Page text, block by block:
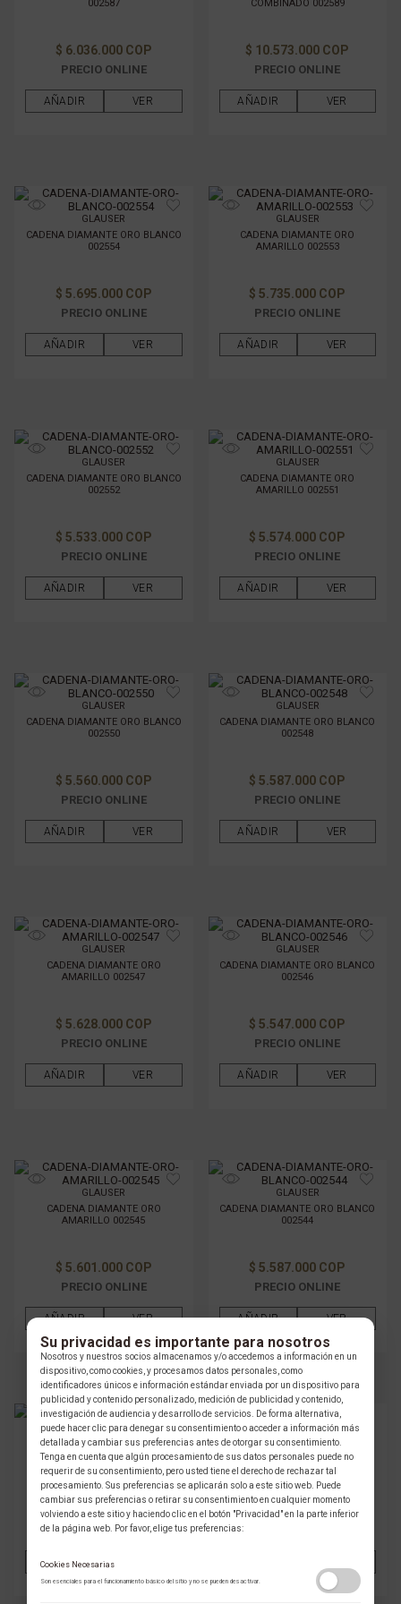
002587
$ 6.036.000 COP
PRECIO ONLINE
AÑADIR VER
COMBINADO 002589
$ 10.573.000 COP
PRECIO ONLINE
AÑADIR VER
GLAUSER
CADENA DIAMANTE ORO BLANCO
002554
$ 5.695.000 COP
PRECIO ONLINE
AÑADIR VER
GLAUSER
CADENA DIAMANTE ORO
AMARILLO 002553
$ 5.735.000 COP
PRECIO ONLINE
AÑADIR VER
GLAUSER
CADENA DIAMANTE ORO BLANCO
002552
$ 5.533.000 COP
PRECIO ONLINE
AÑADIR VER
GLAUSER
CADENA DIAMANTE ORO
AMARILLO 002551
$ 5.574.000 COP
PRECIO ONLINE
AÑADIR VER
GLAUSER
CADENA DIAMANTE ORO BLANCO
002550
$ 5.560.000 COP
PRECIO ONLINE
AÑADIR VER
GLAUSER
CADENA DIAMANTE ORO BLANCO
002548
$ 5.587.000 COP
PRECIO ONLINE
AÑADIR VER
GLAUSER
CADENA DIAMANTE ORO
AMARILLO 002547
$ 5.628.000 COP
PRECIO ONLINE
AÑADIR VER
GLAUSER
CADENA DIAMANTE ORO BLANCO
002546
$ 5.547.000 COP
PRECIO ONLINE
AÑADIR VER
GLAUSER
CADENA DIAMANTE ORO
AMARILLO 002545
$ 5.601.000 COP
PRECIO ONLINE
AÑADIR VER
GLAUSER
CADENA DIAMANTE ORO BLANCO
002544
$ 5.587.000 COP
PRECIO ONLINE
AÑADIR VER
GLAUSER
CADENA DIAMANTE ORO
AMARILLO 002543
$ 5.641.000 COP
PRECIO ONLINE
AÑADIR
GLAUSER
CADENA DIAMANTE ORO BLANCO
002542
$ 5.990.000 COP
Su privacidad es importante para nosotros
Nosotros y nuestros socios almacenamos y/o accedemos a información en un
dispositivo, como cookies, y procesamos datos personales, como
identificadores únicos e información estándar enviada por un dispositivo para
publicidad y contenido personalizado, medición de publicidad y contenido,
investigación de audiencia y desarrollo de servicios. De forma alternativa,
puede hacer clic para denegar su consentimiento o acceder a información más
detallada y cambiar sus preferencias antes de otorgar su consentimiento.
Tenga en cuenta que algún procesamiento de sus datos personales puede no
requerir de su consentimiento, pero usted tiene el derecho de rechazar tal
procesamiento. Sus preferencias se aplicarán solo a este sitio web. Puede
cambiar sus preferencias o retirar su consentimiento en cualquier momento
volviendo a este sitio y haciendo clic en el botón "Privacidad" en la parte inferior
de la página web. Por favor, elige tus preferencias:
Cookies Necesarias
Son esenciales para el funcionamiento básico del sitio y no se pueden desactivar.